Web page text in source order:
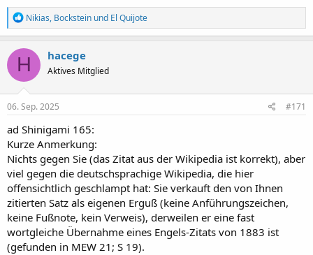
R
e
a
k
t
o
n
e
:
Nikias, Bockstein und El Quijote
H hacege
Aktives Mitglied
06. Sep. 2025 #171
ad Shinigami 165:
Kurze Anmerkung:
Nichts gegen Sie (das Zitat aus der Wikipedia ist korrekt), aber
viel gegen die deutschsprachige Wikipedia, die hier
offensichtlich geschlampt hat: Sie verkauft den von Ihnen
zitierten Satz als eigenen Erguß (keine Anführungszeichen,
keine Fußnote, kein Verweis), derweilen er eine fast
wortgleiche Übernahme eines Engels-Zitats von 1883 ist
(gefunden in MEW 21; S 19).